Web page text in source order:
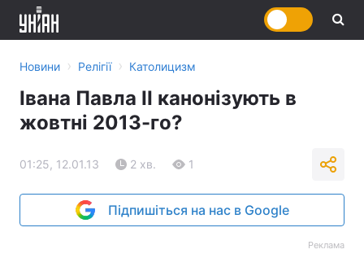
Новини › Релігії › Католицизм
Івана Павла II канонізують в
жовтні 2013-го?
01:25, 12.01.13 2 хв. 1
Підпишіться на нас в Google
Реклама